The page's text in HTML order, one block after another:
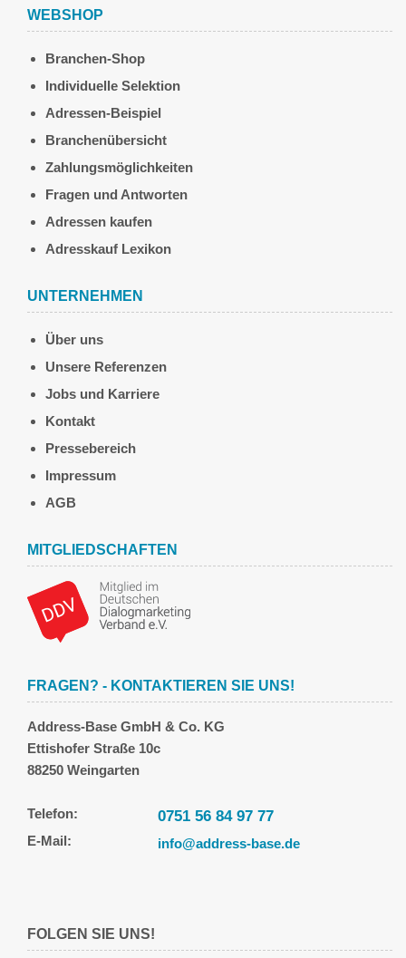
WEBSHOP
Branchen-Shop
Individuelle Selektion
Adressen-Beispiel
Branchenübersicht
Zahlungsmöglichkeiten
Fragen und Antworten
Adressen kaufen
Adresskauf Lexikon
UNTERNEHMEN
Über uns
Unsere Referenzen
Jobs und Karriere
Kontakt
Pressebereich
Impressum
AGB
MITGLIEDSCHAFTEN
FRAGEN? - KONTAKTIEREN SIE UNS!
Address-Base GmbH & Co. KG
Ettishofer Straße 10c
88250 Weingarten
Telefon: 0751 56 84 97 77
E-Mail: info@address-base.de
FOLGEN SIE UNS!